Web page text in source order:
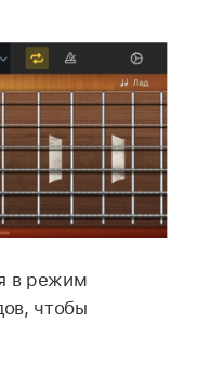
в режим
чтобы